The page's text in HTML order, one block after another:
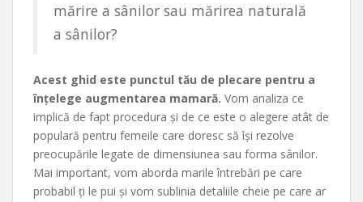
mărire a sânilor sau mărirea naturală
a sânilor?
Acest ghid este punctul tău de plecare pentru a
înțelege augmentarea mamară. Vom analiza ce
implică de fapt procedura și de ce este o alegere atât de
populară pentru femeile care doresc să își rezolve
preocupările legate de dimensiunea sau forma sânilor.
Mai important, vom aborda marile întrebări pe care
probabil ți le pui și vom sublinia detaliile cheie pe care ar